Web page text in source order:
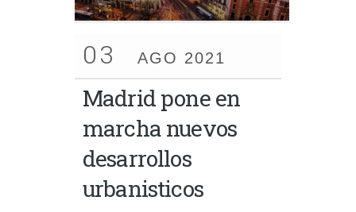
03 AGO 2021
Madrid pone en
marcha nuevos
desarrollos
urbanisticos